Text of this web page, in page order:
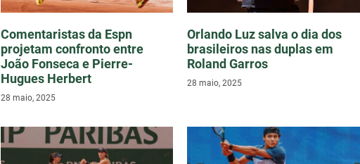
Comentaristas da Espn
projetam confronto entre
João Fonseca e Pierre-
Hugues Herbert
28 maio, 2025
Orlando Luz salva o dia dos
brasileiros nas duplas em
Roland Garros
28 maio, 2025